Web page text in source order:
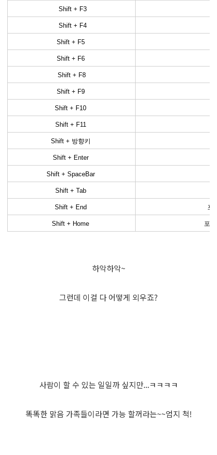
Shift + F3
Shift + F4
Shift + F5
Shift + F6
Shift + F8
Shift + F9
Shift + F10
Shift + F11
Shift + 방향키
Shift + Enter
Shift + SpaceBar
Shift + Tab
Shift + End 포
Shift + Home 포
하악하악~
그런데 이걸 다 어떻게 외우죠?
사람이 할 수 있는 일일까 싶지만...ㅋㅋㅋㅋ
똑똑한 맑음 가족들이라면 가능 할꺼라는~~엄지 척!